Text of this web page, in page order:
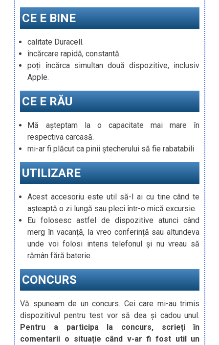
CE E BINE
calitate Duracell.
încărcare rapidă, constantă.
poți încărca simultan două dispozitive, inclusiv
Apple.
CE E RĂU
Mă așteptam la o capacitate mai mare în
respectiva carcasă.
mi-ar fi plăcut ca pinii ștecherului să fie rabatabili
UTILIZARE
Acest accesoriu este util să-l ai cu tine când te
așteaptă o zi lungă sau pleci într-o mică excursie.
Eu folosesc astfel de dispozitive atunci când
merg în vacanță, la vreo conferință sau altundeva
unde voi folosi intens telefonul și nu vreau să
rămân fără baterie.
CONCURS
Vă spuneam de un concurs. Cei care mi-au trimis
dispozitivul pentru test vor să dea și cadou unul.
Pentru a participa la concurs, scrieți în
comentarii o situație când v-ar fi fost util un